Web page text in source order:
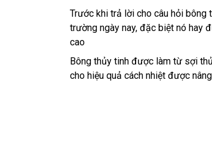
Trước khi trả lời cho câu hỏi bông
trường ngày nay, đặc biệt nó hay
cao
Bông thủy tinh được làm từ sợi
cho hiệu quả cách nhiệt được